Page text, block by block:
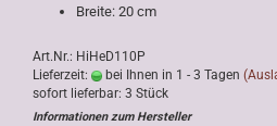
Breite: 20 cm
Art.Nr.: HiHeD110P
Lieferzeit:
bei Ihnen in 1 - 3 Tagen
sofort lieferbar: 3 Stück